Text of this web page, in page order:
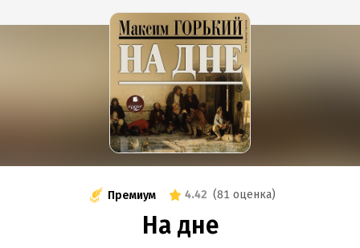
Премиум 4.42 (81 оценка)
На дне